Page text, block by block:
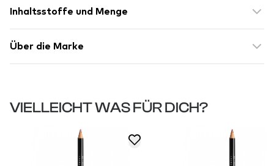
Inhaltsstoffe und Menge
Über die Marke
VIELLEICHT WAS FÜR DICH?